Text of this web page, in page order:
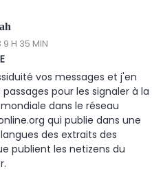
9 H 35 MIN
vos messages et j'en
pour les signaler à la
dans le réseau
qui publie dans une
des extraits des
publient les netizens du